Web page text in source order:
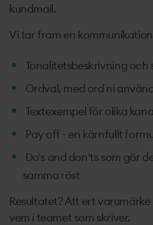
kundmail.
Vi tar fram en
Tonalitetsbeskrivning
Ordval, med ord ni
Textexempel för olika
Pay off - en kärnfullt
Do's and don'ts som gör
samma röst
Resultatet? Att ert
vem i teamet som skriver.